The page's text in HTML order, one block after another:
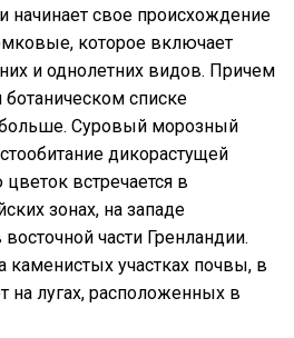
начинает свое происхождение
которое включает
и однолетних видов. Причем
списке
Суровый морозный
дикорастущей
встречается в
зонах, на западе
части Гренландии.
каменистых участках почвы, в
на лугах, расположенных в